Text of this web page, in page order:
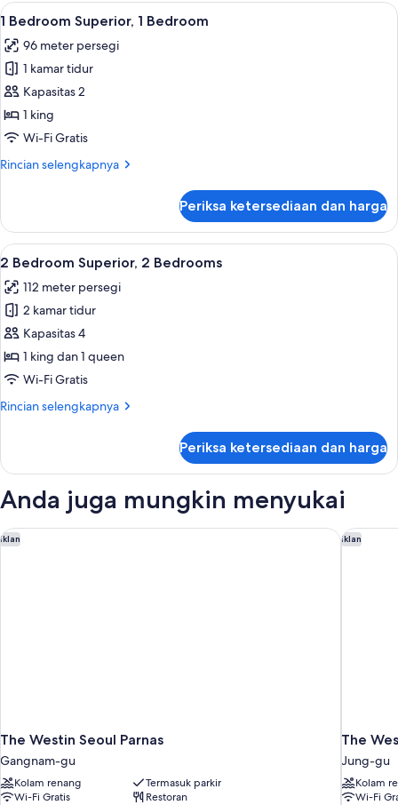
Lihat
semua
foto
untuk
1
Bedroom
Superior,
Bedroom
1 Bedroom Superior, 1 Bedroom |
4
1 Bedroom Superior, 1 Bedroom
96 meter persegi
1 kamar tidur
Kapasitas 2
1 king
Wi-Fi Gratis
Rincian selengkapnya
Rincian
1
Bedroom
Superior,
Bedroom
Periksa ketersediaan dan harga
Lihat
semua
foto
untuk
2
Bedroom
Superior,
Bedrooms
2 Bedroom Superior, 2 Bedrooms |
4
2 Bedroom Superior, 2 Bedrooms
112 meter persegi
2 kamar tidur
Kapasitas 4
1 king dan 1 queen
Wi-Fi Gratis
Rincian selengkapnya
Rincian
2
Superior,
Bedrooms
Periksa ketersediaan dan harga
Anda juga mungkin menyukai
Iklan
The Westin Seoul Parnas
Gangnam-gu
Kolam renang
Termasuk parkir
Wi-Fi Gratis
Restoran
The Westin Seoul Parnas Iklan
The
Jung-gu
Kolam
Wi-Fi
The